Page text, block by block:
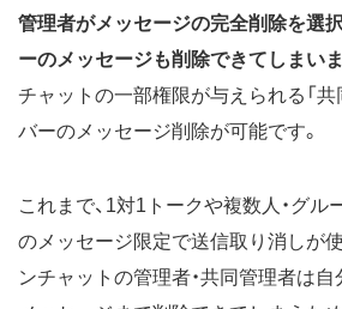
管理者がメッセージの完全削除を選
ーのメッセージも削除できてしまいま
チャットの一部権限が与えられる「共
バーのメッセージ削除が可能です。
これまで、1対1トークや複数人・グル
のメッセージ限定で送信取り消しが
ンチャットの管理者・共同管理者は